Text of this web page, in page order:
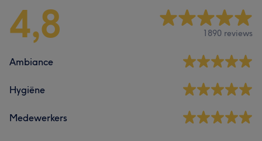
4,8 1890 reviews
Ambiance
Hygiëne
Medewerkers